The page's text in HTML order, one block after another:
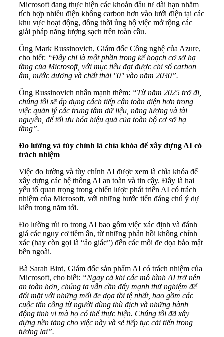
Microsoft đang thực hiện các khoản đầu tư dài hạn nhằm
tích hợp nhiều điện không carbon hơn vào lưới điện tại các
khu vực hoạt động, đồng thời ủng hộ việc mở rộng các
giải pháp năng lượng sạch trên toàn cầu.
Ông Mark Russinovich, Giám đốc Công nghệ của Azure,
cho biết: “Đây chỉ là một phần trong kế hoạch cơ sở hạ
tầng của Microsoft, với mục tiêu đạt được chỉ số carbon
âm, nước dương và chất thải "0" vào năm 2030”.
Ông Russinovich nhấn mạnh thêm: “Từ năm 2025 trở đi,
chúng tôi sẽ áp dụng cách tiếp cận toàn diện hơn trong
việc quản lý các trung tâm dữ liệu, năng lượng và tài
nguyên, để tối ưu hóa hiệu quả của toàn bộ cơ sở hạ
tầng”.
Đo lường và tùy chỉnh là chìa khóa để xây dựng AI có
trách nhiệm
Việc đo lường và tùy chỉnh AI được xem là chìa khóa để
xây dựng các hệ thống AI an toàn và tin cậy. Đây là hai
yếu tố quan trọng trong chiến lược phát triển AI có trách
nhiệm của Microsoft, với những bước tiến đáng chú ý dự
kiến trong năm tới.
Đo lường rủi ro trong AI bao gồm việc xác định và đánh
giá các nguy cơ tiềm ẩn, từ những phản hồi không chính
xác (hay còn gọi là “ảo giác”) đến các mối đe dọa bảo mật
bên ngoài.
Bà Sarah Bird, Giám đốc sản phẩm AI có trách nhiệm của
Microsoft, cho biết: “Ngay cả khi các mô hình AI trở nên
an toàn hơn, chúng ta vẫn cần đẩy mạnh thử nghiệm để
đối mặt với những mối đe dọa tồi tệ nhất, bao gồm các
cuộc tấn công từ người dùng thù địch và những hành
động tinh vi mà họ có thể thực hiện. Chúng tôi đã xây
dựng nền tảng cho việc này và sẽ tiếp tục cải tiến trong
tương lai”.